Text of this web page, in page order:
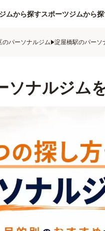
ムから探すスポーツジムから
のパーソナルジム 淀屋橋駅のパーソ
ソナルジム